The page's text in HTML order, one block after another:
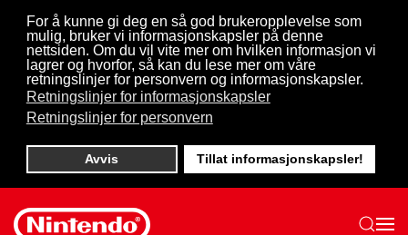
For å kunne gi deg en så god brukeropplevelse som
mulig, bruker vi informasjonskapsler på denne
nettsiden. Om du vil vite mer om hvilken informasjon vi
lagrer og hvorfor, så kan du lese mer om våre
retningslinjer for personvern og informasjonskapsler.
Retningslinjer for informasjonskapsler
Retningslinjer for personvern
Avvis Tillat informasjonskapsler!
Skip to main content